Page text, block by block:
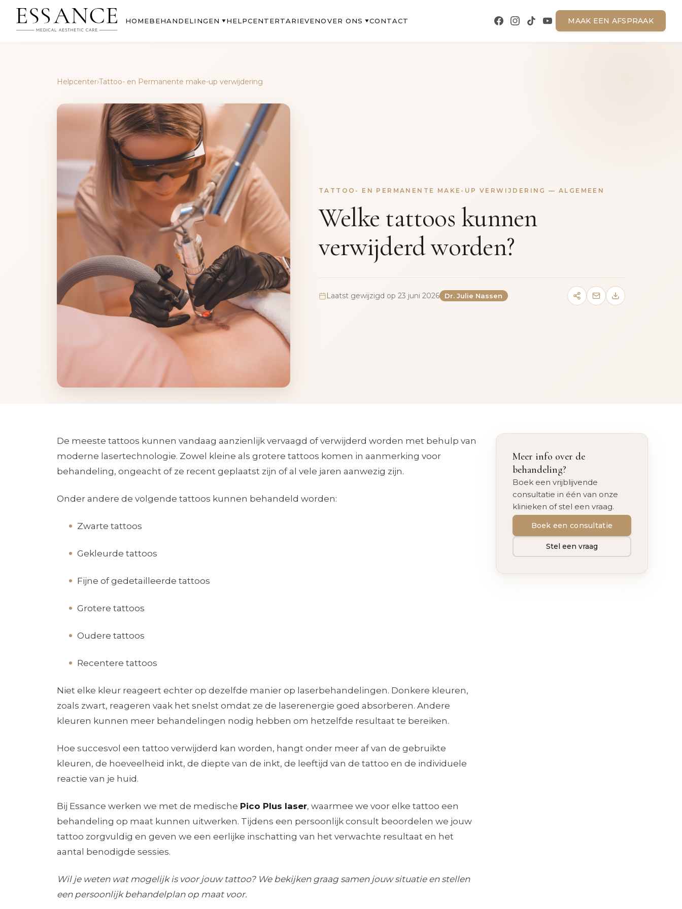
HOMEBEHANDELINGEN ▼ HELPCENTERTARIEVENOVER ONS ▼CONTACT MAAK EEN AFSPRAAK
Helpcenter›Tattoo- en Permanente make-up verwijdering
TATTOO- EN PERMANENTE MAKE-UP VERWIJDERING — ALGEMEEN
Welke tattoos kunnen
verwijderd worden?
Laatst gewijzigd op 23 juni 2026 Dr. Julie Nassen
De meeste tattoos kunnen vandaag aanzienlijk vervaagd of verwijderd worden met behulp van
moderne lasertechnologie. Zowel kleine als grotere tattoos komen in aanmerking voor
behandeling, ongeacht of ze recent geplaatst zijn of al vele jaren aanwezig zijn.
Onder andere de volgende tattoos kunnen behandeld worden:
Zwarte tattoos
Gekleurde tattoos
Fijne of gedetailleerde tattoos
Grotere tattoos
Oudere tattoos
Recentere tattoos
Niet elke kleur reageert echter op dezelfde manier op laserbehandelingen. Donkere kleuren,
zoals zwart, reageren vaak het snelst omdat ze de laserenergie goed absorberen. Andere
kleuren kunnen meer behandelingen nodig hebben om hetzelfde resultaat te bereiken.
Hoe succesvol een tattoo verwijderd kan worden, hangt onder meer af van de gebruikte
kleuren, de hoeveelheid inkt, de diepte van de inkt, de leeftijd van de tattoo en de individuele
reactie van je huid.
Bij Essance werken we met de medische Pico Plus laser, waarmee we voor elke tattoo een
behandeling op maat kunnen uitwerken. Tijdens een persoonlijk consult beoordelen we jouw
tattoo zorgvuldig en geven we een eerlijke inschatting van het verwachte resultaat en het
aantal benodigde sessies.
Wil je weten wat mogelijk is voor jouw tattoo? We bekijken graag samen jouw situatie en stellen
een persoonlijk behandelplan op maat voor.
Meer info over de
behandeling?
Boek een vrijblijvende
consultatie in één van onze
klinieken of stel een vraag.
Boek een consultatie
Stel een vraag